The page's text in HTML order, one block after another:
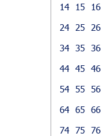
14
15 16
24
25 26
34 35 36
44 45 46
54 55 56
64 65 66
74 75 76